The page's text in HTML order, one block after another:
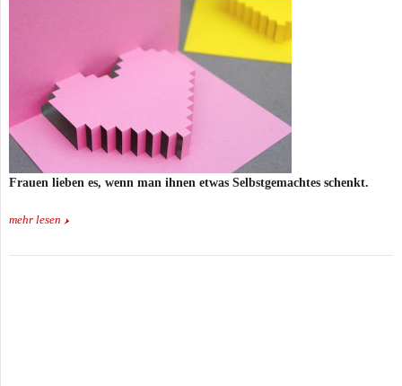
Frauen lieben es, wenn man ihnen etwas Selbstgemachtes schenkt.
mehr lesen